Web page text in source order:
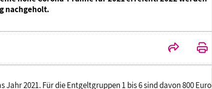
nachgeholt.
2021. Für die Entgeltgruppen 1 bis 6 sind davon 800 Euro